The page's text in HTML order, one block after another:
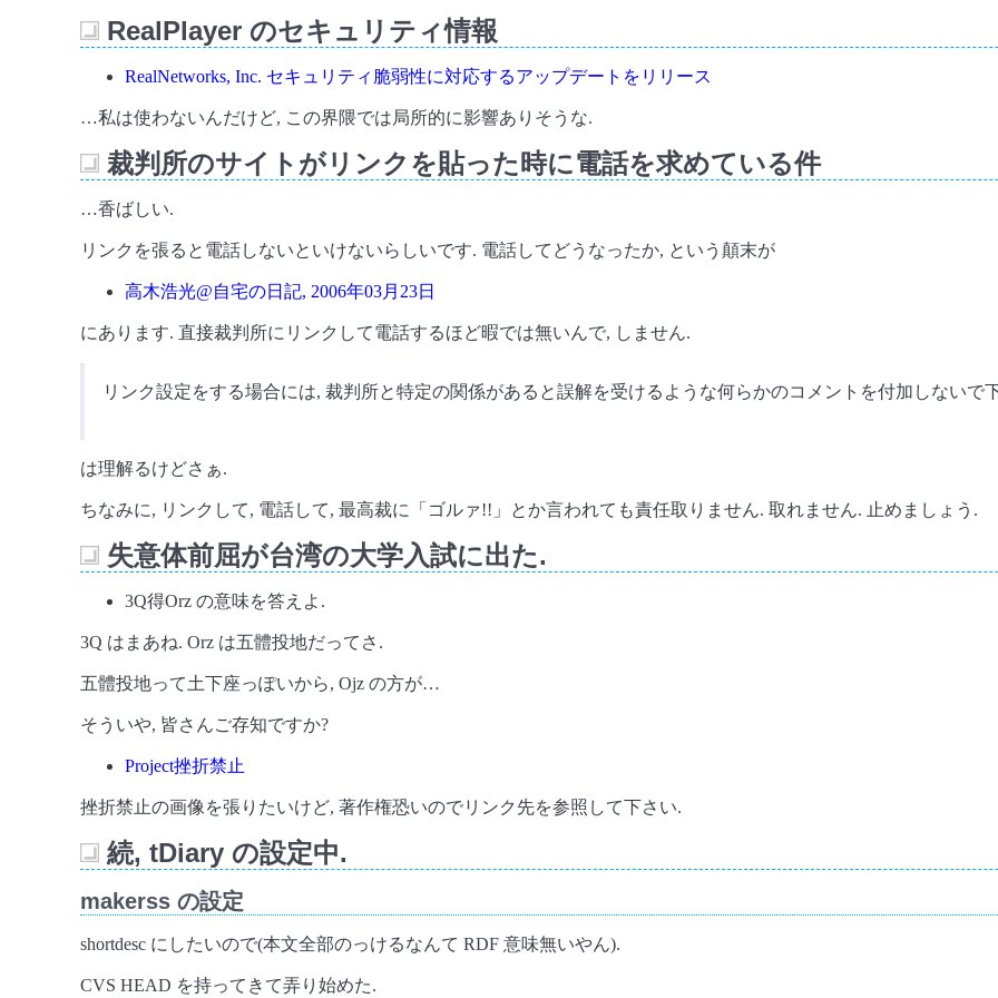
RealPlayer のセキュリティ情報
RealNetworks, Inc. セキュリティ脆弱性に対応するアップデートをリリース
…私は使わないんだけど, この界隈では局所的に影響ありそうな.
裁判所のサイトがリンクを貼った時に電話を求めている件
…香ばしい.
リンクを張ると電話しないといけないらしいです. 電話してどうなったか, という顛末が
高木浩光@自宅の日記, 2006年03月23日
にあります. 直接裁判所にリンクして電話するほど暇では無いんで, しません.
リンク設定をする場合には, 裁判所と特定の関係があると誤解を受けるような何らかのコメントを付加しないで
は理解るけどさぁ.
ちなみに, リンクして, 電話して, 最高裁に「ゴルァ!!」とか言われても責任取りません. 取れません. 止めましょう.
失意体前屈が台湾の大学入試に出た.
3Q得Orz の意味を答えよ.
3Q はまあね. Orz は五體投地だってさ.
五體投地って土下座っぽいから, Ojz の方が…
そういや, 皆さんご存知ですか?
Project挫折禁止
挫折禁止の画像を張りたいけど, 著作権恐いのでリンク先を参照して下さい.
続, tDiary の設定中.
makerss の設定
shortdesc にしたいので(本文全部のっけるなんて RDF 意味無いやん).
CVS HEAD を持ってきて弄り始めた.